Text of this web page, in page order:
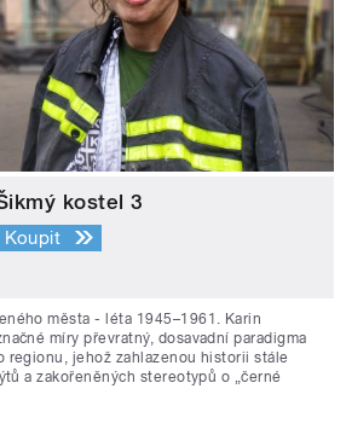
kostel 3
Koupit
města - léta 1945–1961. Karin
míry převratný, dosavadní paradigma
regionu, jehož zahlazenou historii stále
a zakořeněných stereotypů o „černé